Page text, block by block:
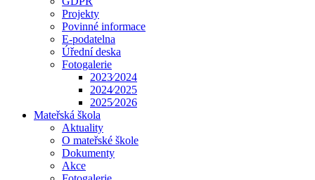
Projekty
Povinné informace
E-podatelna
Úřední deska
Fotogalerie
2023⁄2024
2024⁄2025
2025⁄2026
Mateřská škola
Aktuality
O mateřské škole
Dokumenty
Akce